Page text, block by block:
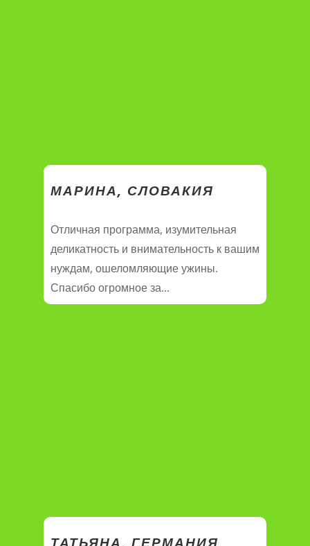
МАРИНА, СЛОВАКИЯ
Отличная программа, изумительная
деликатность и внимательность к вашим
нуждам, ошеломляющие ужины.
Спасибо огромное за...
ТАТЬЯНА, ГЕРМАНИЯ